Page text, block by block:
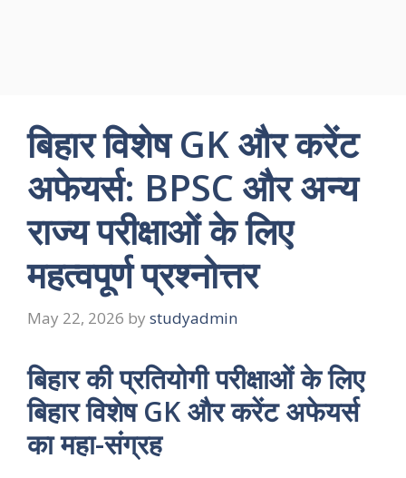
बिहार विशेष GK और करेंट
अफेयर्स: BPSC और अन्य
राज्य परीक्षाओं के लिए
महत्वपूर्ण प्रश्नोत्तर
May 22, 2026 by studyadmin
बिहार की प्रतियोगी परीक्षाओं के लिए
बिहार विशेष GK और करेंट अफेयर्स
का महा-संग्रह